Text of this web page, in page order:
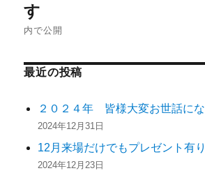
す
内で公開
最近の投稿
２０２４年 皆様大変お世話に
2024年12月31日
12月来場だけでもプレゼント有
2024年12月23日